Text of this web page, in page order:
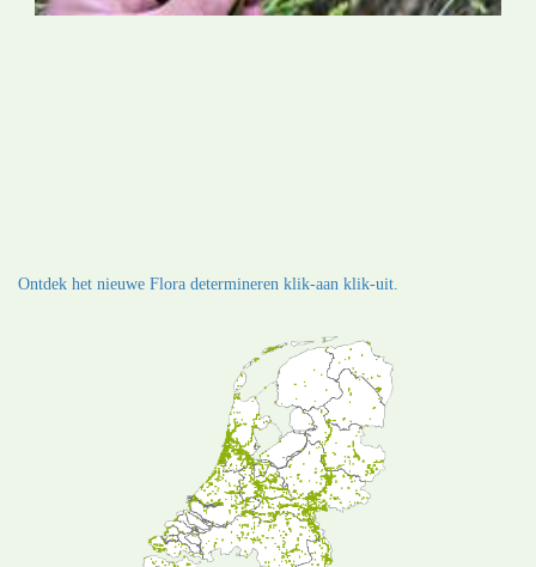
Ontdek het nieuwe Flora determineren klik-aan klik-uit.